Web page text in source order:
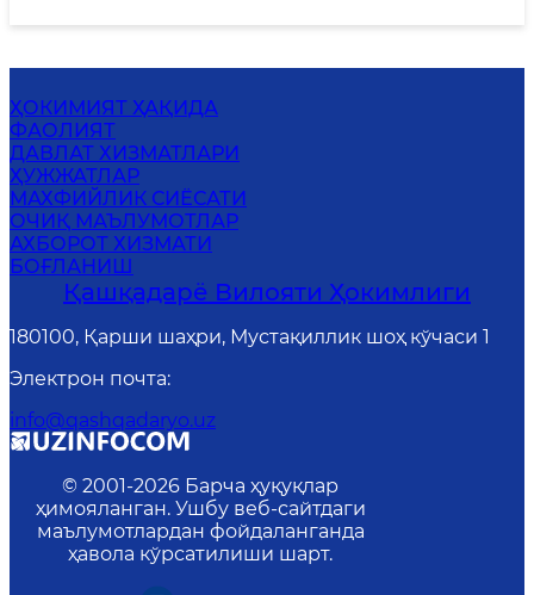
ҲОКИМИЯТ ҲАҚИДА
ФАОЛИЯТ
ДАВЛАТ ХИЗМАТЛАРИ
ҲУЖЖАТЛАР
MАХФИЙЛИК СИЁСАТИ
ОЧИҚ МАЪЛУМОТЛАР
АХБОРОТ ХИЗМАТИ
БОҒЛАНИШ
Қашқадарё Вилояти Ҳокимлиги
180100, Қарши шаҳри, Мустақиллик шоҳ кўчаси 1
Электрон почта:
info@qashqadaryo.uz
© 2001-2026 Барча ҳуқуқлар
ҳимояланган. Ушбу веб-сайтдаги
маълумотлардан фойдаланганда
ҳавола кўрсатилиши шарт.